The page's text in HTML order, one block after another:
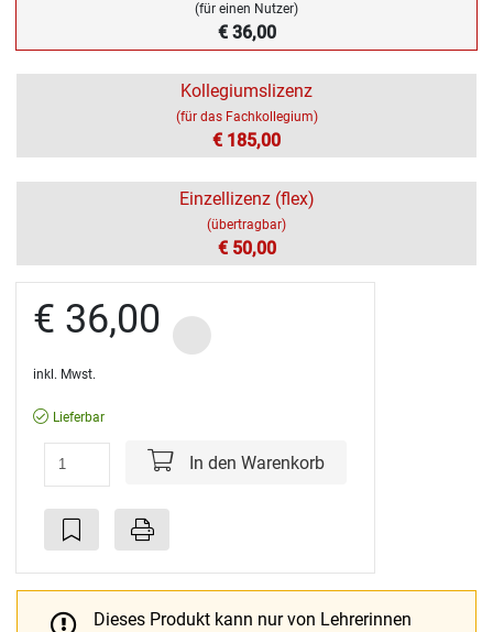
(für einen Nutzer)
€ 36,00
Kollegiumslizenz
(für das Fachkollegium)
€ 185,00
Einzellizenz (flex)
(übertragbar)
€ 50,00
€ 36,00
inkl. Mwst.
Lieferbar
In den Warenkorb
Dieses Produkt kann nur von Lehrerinnen